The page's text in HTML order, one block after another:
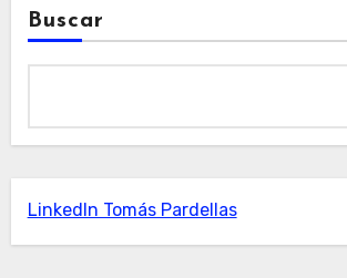
Buscar
LinkedIn Tomás Pardellas